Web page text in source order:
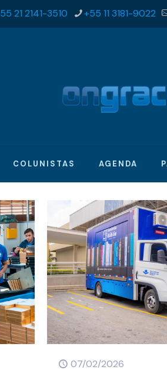
21 2141-3510 +55 11 3181-9022
COLUNISTAS AGENDA
07/02/2026